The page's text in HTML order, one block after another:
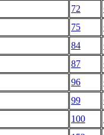
72
75
84
87
96
99
100